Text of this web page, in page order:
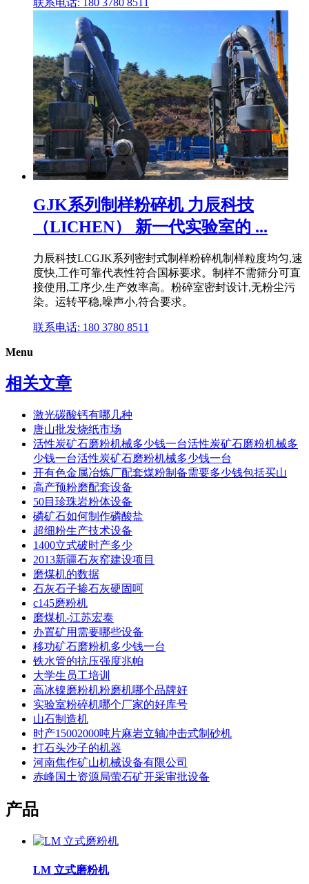
联系电话: 180 3780 8511
GJK系列制样粉碎机 力辰科技
（LICHEN） 新一代实验室的 ...
力辰科技LCGJK系列密封式制样粉碎机制样粒度均匀,速
度快,工作可靠代表性符合国标要求。制样不需筛分可直
接使用,工序少,生产效率高。粉碎室密封设计,无粉尘污
染。运转平稳,噪声小,符合要求。
联系电话: 180 3780 8511
Menu
相关文章
激光碳酸钙有哪几种
唐山批发烧纸市场
活性炭矿石磨粉机械多少钱一台活性炭矿石磨粉机械多
少钱一台活性炭矿石磨粉机械多少钱一台
开有色金属冶炼厂配套煤粉制备需要多少钱包括买山
高产预粉磨配套设备
50目珍珠岩粉体设备
磷矿石如何制作磷酸盐
超细粉生产技术设备
1400立式破时产多少
2013新疆石灰窑建设项目
磨煤机的数据
石灰石子掺石灰硬固呵
c145磨粉机
磨煤机-江苏宏泰
办置矿用需要哪些设备
移功矿石磨粉机多少钱一台
铁水管的抗压强度兆帕
大学生员工培训
高冰镍磨粉机粉磨机哪个品牌好
实验室粉碎机哪个厂家的好库号
山石制造机
时产15002000吨片麻岩立轴冲击式制砂机
打石头沙子的机器
河南焦作矿山机械设备有限公司
赤峰国土资源局萤石矿开采审批设备
产品
LM 立式磨粉机